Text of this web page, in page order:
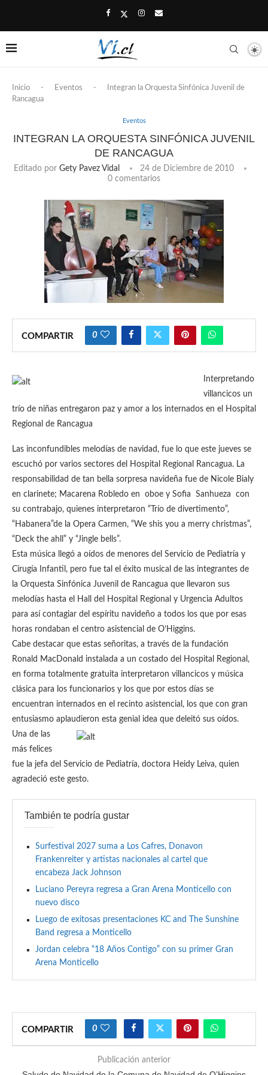
Inicio - Eventos -
Integran la Orquesta Sinfónica Juvenil de
Rancagua
Eventos
INTEGRAN LA ORQUESTA SINFÓNICA JUVENIL
DE RANCAGUA
Editado por Gety Pavez Vidal
24 de Diciembre de 2010
0 comentarios
COMPARTIR 0
Interpretando
villancicos un
trío de niñas entregaron paz y amor a los internados en el Hospital
Regional de Rancagua
Las inconfundibles melodías de navidad, fue lo que este jueves se
escuchó por varios sectores del Hospital Regional Rancagua. La
responsabilidad de tan bella sorpresa navideña fue de Nicole Bialy
en clarinete; Macarena Robledo en oboe y Sofia Sanhueza con
su contrabajo, quienes interpretaron “Trío de divertimento”,
“Habanera”de la Opera Carmen, “We shis you a merry christmas”,
“Deck the ahll” y “Jingle bells”.
Esta música llegó a oídos de menores del Servicio de Pediatría y
Cirugía Infantil, pero fue tal el éxito musical de las integrantes de
la Orquesta Sinfónica Juvenil de Rancagua que llevaron sus
melodías hasta el Hall del Hospital Regional y Urgencia Adultos
para así contagiar del espíritu navideño a todos los que por esas
horas rondaban el centro asistencial de O’Higgins.
Cabe destacar que estas señoritas, a través de la fundación
Ronald MacDonald instalada a un costado del Hospital Regional,
en forma totalmente gratuita interpretaron villancicos y música
clásica para los funcionarios y los que por estos días se
encuentran internados en el recinto asistencial, los que con gran
entusiasmo aplaudieron esta genial idea que deleitó sus oídos.
Una de las
más felices
fue la jefa del Servicio de Pediatría, doctora Heidy Leiva, quien
agradeció este gesto.
También te podría gustar
Surfestival 2027 suma a Los Cafres, Donavon
Frankenreiter y artistas nacionales al cartel que
encabeza Jack Johnson
Luciano Pereyra regresa a Gran Arena Monticello con
nuevo disco
Luego de exitosas presentaciones KC and The Sunshine
Band regresa a Monticello
Jordan celebra “18 Años Contigo” con su primer Gran
Arena Monticello
COMPARTIR 0
Publicación anterior